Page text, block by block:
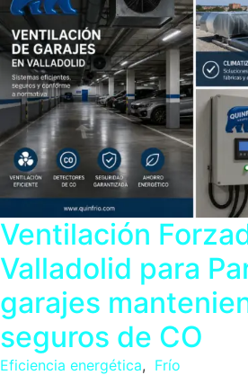
Ventilación
Valladolid para
garajes
seguros de CO
Eficiencia energética, Frío